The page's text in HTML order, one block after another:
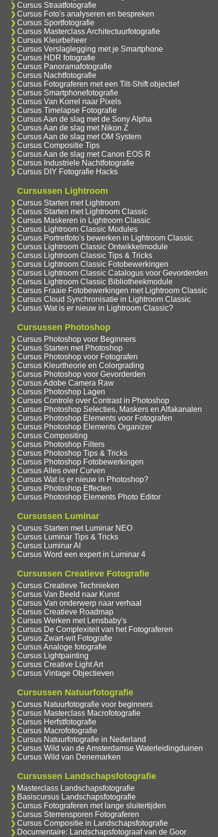
Cursus Straatfotografie
Cursus Foto's analyseren en bespreken
Cursus Sportfotografie
Cursus Masterclass Architectuurfotografie
Cursus Kleurbeheer
Cursus Verslaglegging met je Smartphone
Cursus HDR fotografie
Cursus Panoramafotografie
Cursus Nachtfotografie
Cursus Fotograferen met een Tilt-Shift objectief
Cursus Smartphonefotografie
Cursus Van Korrel naar Pixels
Cursus Timelapse Fotografie
Cursus Aan de slag met de Sony Alpha
Cursus Aan de slag met Nikon Z
Cursus Aan de slag met OM System
Cursus Compositie Tips
Cursus Aan de slag met Canon EOS R
Cursus Industriele Nachtfotografie
Cursus DIY Fotografie Hacks
Cursussen Lightroom
Cursus Starten met Lightroom
Cursus Starten met Lightroom Classic
Cursus Maskeren in Lightroom Classic
Cursus Lightroom Classic Modules
Cursus Portretfoto's bewerken in Lightroom Classic
Cursus Lightroom Classic Ontwikkelmodule
Cursus Lightroom Classic Tips & Tricks
Cursus Lightroom Classic Fotobewerkingen
Cursus Lightroom Classic Catalogus voor Gevorderden
Cursus Lightroom Classic Bibliotheekmodule
Cursus Fraaie Fotobewerkingen met Lightroom Classic
Cursus Cloud Synchronisatie in Lightroom Classic
Cursus Wat is er nieuw in Lightroom Classic?
Cursussen Photoshop
Cursus Photoshop voor Beginners
Cursus Starten met Photoshop
Cursus Photoshop voor Fotografen
Cursus Kleurtheorie en Colorgrading
Cursus Photoshop voor Gevorderden
Cursus Adobe Camera Raw
Cursus Photoshop Lagen
Cursus Controle over Contrast in Photoshop
Cursus Photoshop Selecties, Maskers en Alfakanalen
Cursus Photoshop Elements voor Fotografen
Cursus Photoshop Elements Organizer
Cursus Compositing
Cursus Photoshop Filters
Cursus Photoshop Tips & Tricks
Cursus Photoshop Fotobewerkingen
Cursus Alles over Curven
Cursus Wat is er nieuw in Photoshop?
Cursus Photoshop Effecten
Cursus Photoshop Elements Photo Editor
Cursussen Luminar
Cursus Starten met Luminar NEO
Cursus Luminar Tips & Tricks
Cursus Luminar AI
Cursus Word een expert in Luminar 4
Cursussen Creatieve Fotografie
Cursus Creatieve Technieken
Cursus Van Beeld naar Kunst
Cursus Van onderwerp naar verhaal
Cursus Creatieve Roadmap
Cursus Werken met Lensbaby's
Cursus De Complexiteit van het Fotograferen
Cursus Zwart-wit Fotografie
Cursus Analoge fotografie
Cursus Lightpainting
Cursus Creative Light Art
Cursus Vintage Objectieven
Cursussen Natuurfotografie
Cursus Natuurfotografie voor beginners
Cursus Masterclass Macrofotografie
Cursus Herfstfotografie
Cursus Macrofotografie
Cursus Natuurfotografie in Nederland
Cursus Wild van de Amsterdamse Waterleidingduinen
Cursus Wild van Denemarken
Cursussen Landschapsfotografie
Masterclass Landschapsfotografie
Basiscursus Landschapsfotografie
Cursus Fotograferen met lange sluitertijden
Cursus Sterrensporen Fotograferen
Cursus Compositie in Landschapsfotografie
Documentaire: Landschapsfotograaf van de Goor